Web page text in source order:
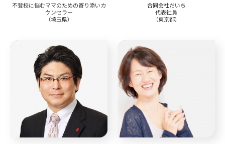
不登校に悩むママのための寄り添いカ
ウンセラー
（埼玉県）
合同会社だいち
代表社員
（東京都）